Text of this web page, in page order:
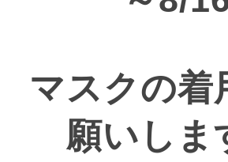
マスクの着
願いしま